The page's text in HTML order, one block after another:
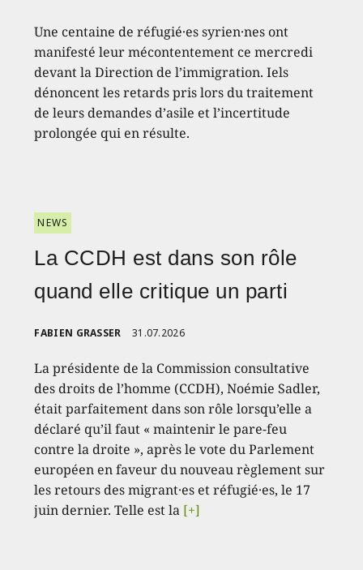
Une centaine de réfugié·es syrien·nes ont
manifesté leur mécontentement ce mercredi
devant la Direction de l’immigration. Iels
dénoncent les retards pris lors du traitement
de leurs demandes d’asile et l’incertitude
prolongée qui en résulte.
NEWS
La CCDH est dans son rôle
quand elle critique un parti
FABIEN GRASSER 31.07.2026
La présidente de la Commission consultative
des droits de l’homme (CCDH), Noémie Sadler,
était parfaitement dans son rôle lorsqu’elle a
déclaré qu’il faut « maintenir le pare-feu
contre la droite », après le vote du Parlement
européen en faveur du nouveau règlement sur
les retours des migrant·es et réfugié·es, le 17
juin dernier. Telle est la [+]